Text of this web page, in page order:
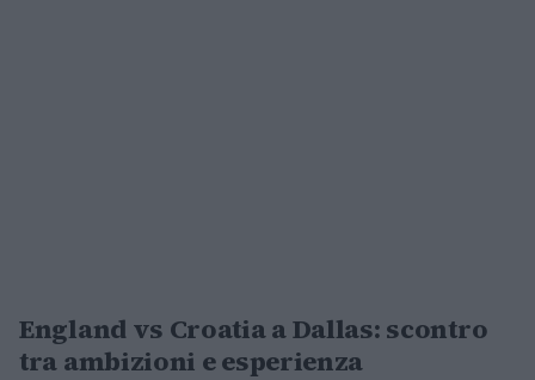
England vs Croatia a Dallas: scontro
tra ambizioni e esperienza